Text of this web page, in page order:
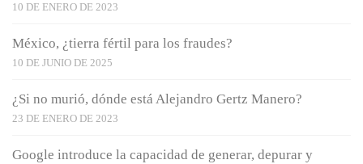
10 DE ENERO DE 2023
México, ¿tierra fértil para los fraudes?
10 DE JUNIO DE 2025
¿Si no murió, dónde está Alejandro Gertz Manero?
23 DE ENERO DE 2023
Google introduce la capacidad de generar, depurar y